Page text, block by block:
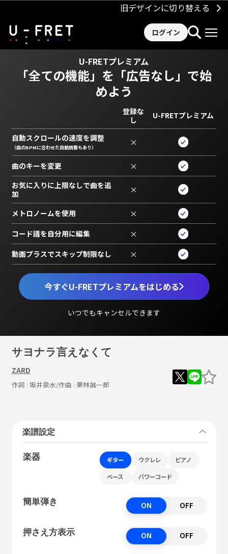
旧デザインに切り替える
ログイン
U-FRETプレミアム
「全ての機能」を 「広告なし」で始
めよう
今すぐU-FRETプレミアムをはじめる
いつでもキャンセルできます
登録な
し
U-FRETプレミアム
自動スクロールの速度を調整
（曲のBPMに合わせた自動調整もあり） ×
曲のキーを変更 ×
お気に入りに上限なしで曲を追
加
×
メトロノームを使用 ×
コード譜を自分用に編集 ×
動画プラスでスキップ制限なし ×
サヨナラ言えなくて
ZARD
作詞 : 坂井泉水/作曲 : 栗林誠一郎
楽譜設定
楽器 ギター ウクレレ ピアノ
ベース パワーコード
簡単弾き ON OFF
押さえ方表示 ON OFF